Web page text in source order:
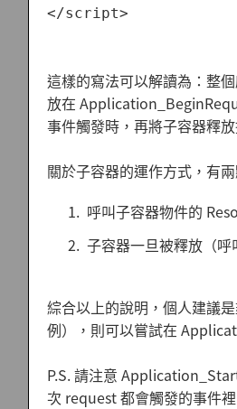
這樣的寫法可以解讀為：整
放在
事件觸發時，再將子容器釋放
關於子容器的運作方式，有
呼叫子容器物件的
子容器一旦被釋放（
綜合以上的說明，個人建議
例），則可以嘗試在
P.S. 請注意
次 request 都會觸發的事件